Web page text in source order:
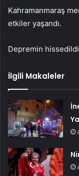
Kahramanmaraş
etkiler yaşandı.
Depremin
İlgili Makaleler